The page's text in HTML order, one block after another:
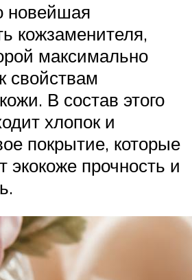
новейшая
кожзаменителя,
максимально
свойствам
В состав этого
хлопок и
покрытие, которые
экокоже прочность и